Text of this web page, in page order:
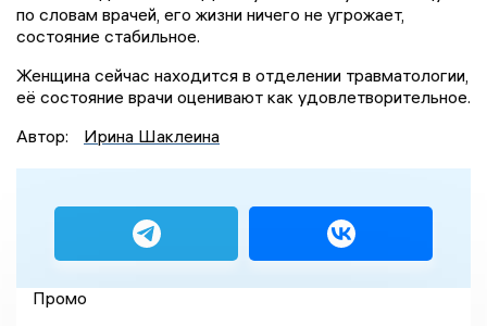
по словам врачей, его жизни ничего не угрожает,
состояние стабильное.
Женщина сейчас находится в отделении травматологии,
её состояние врачи оценивают как удовлетворительное.
Автор:
Ирина Шаклеина
Промо